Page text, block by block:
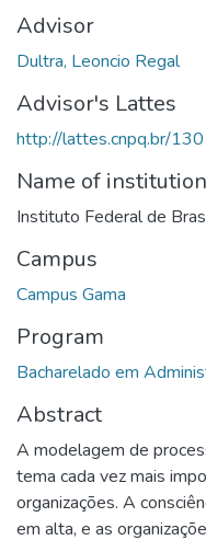
Advisor
Dultra, Leoncio Regal
Advisor's Lattes
http://lattes.cnpq.br/
Name of institution
Instituto Federal de
Campus
Campus Gama
Program
Bacharelado em
Abstract
A modelagem de
tema cada vez mais
organizações. A
em alta, e as